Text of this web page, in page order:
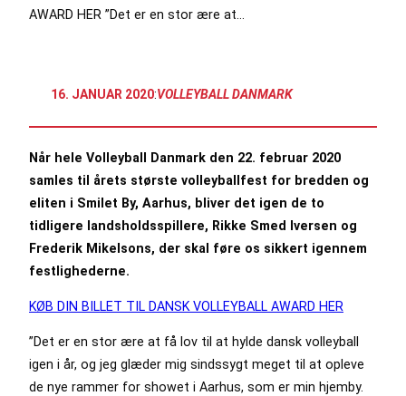
AWARD HER ”Det er en stor ære at…
16. JANUAR 2020:VOLLEYBALL DANMARK
Når hele Volleyball Danmark den 22. februar 2020
samles til årets største volleyballfest for bredden og
eliten i Smilet By, Aarhus, bliver det igen de to
tidligere landsholdsspillere, Rikke Smed Iversen og
Frederik Mikelsons, der skal føre os sikkert igennem
festlighederne.
KØB DIN BILLET TIL DANSK VOLLEYBALL AWARD HER
”Det er en stor ære at få lov til at hylde dansk volleyball
igen i år, og jeg glæder mig sindssygt meget til at opleve
de nye rammer for showet i Aarhus, som er min hjemby.